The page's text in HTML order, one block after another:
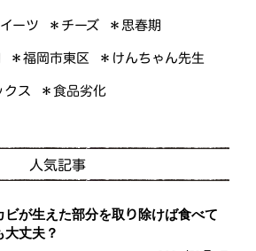
ーツ ＊チーズ ＊思春期
＊福岡市東区 ＊けんちゃん先生
クス ＊食品劣化
人気記事
ビが生えた部分を取り除けば食べて
大丈夫？